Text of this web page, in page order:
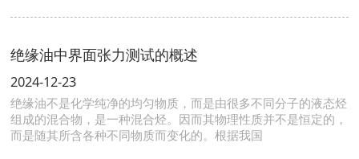
绝缘油中界面张力测试的概述
2024-12-23
绝缘油不是化学纯净的均匀物质，而是由很多不同分子的液态烃
组成的混合物，是一种混合烃。因而其物理性质并不是恒定的，
而是随其所含各种不同物质而变化的。根据我国